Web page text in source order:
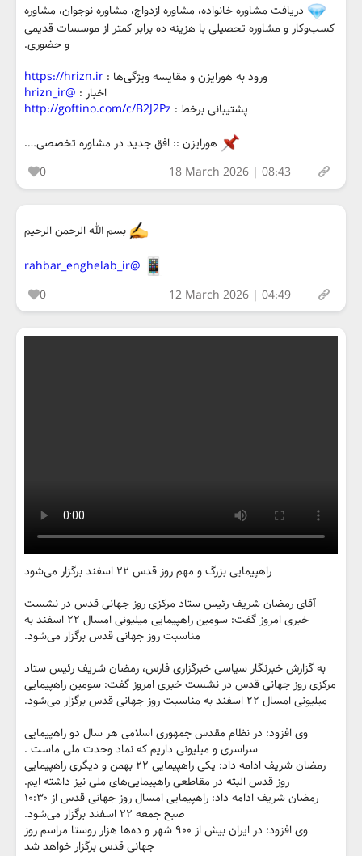
دریافت مشاوره خانواده، مشاوره ازدواج، مشاوره نوجوان، مشاوره
کسب‌وکار و مشاوره تحصیلی با هزینه ده برابر کمتر از موسسات قدیمی
و حضوری.
ورود به هورایزن و مقایسه ویژگی‌ها : https://hrizn.ir
اخبار : @hrizn_ir
پشتیبانی برخط : http://goftino.com/c/B2J2Pz
هورایزن :: افق جدید در مشاوره تخصصی….
0
18 March 2026 | 08:43
بسم الله الرحمن الرحیم
@rahbar_enghelab_ir
0
12 March 2026 | 04:49
راهپیمایی بزرگ و مهم روز قدس ۲۲ اسفند برگزار می‌شود
آقای رمضان شریف رئیس ستاد مرکزی روز جهانی قدس در نشست
خبری امروز گفت: سومین راهپیمایی میلیونی امسال ۲۲ اسفند به
مناسبت روز جهانی قدس برگزار می‌شود.
به گزارش خبرنگار سیاسی خبرگزاری فارس، رمضان شریف رئیس ستاد
مرکزی روز جهانی قدس در نشست خبری امروز گفت: سومین راهپیمایی
میلیونی امسال ۲۲ اسفند به مناسبت روز جهانی قدس برگزار می‌شود.
وی‌ افزود: در نظام مقدس جمهوری اسلامی هر سال دو راهپیمایی
سراسری و میلیونی داریم که نماد وحدت ملی ماست .
رمضان شریف ادامه داد: یکی راهپیمایی ۲۲ بهمن و دیگری راهپیمایی
روز قدس البته در مقاطعی راهپیمایی‌های ملی نیز داشته ایم.
رمضان شریف ادامه داد: راهپیمایی امسال روز جهانی قدس از ۱۰:۳۰
صبح جمعه ۲۲ اسفند برگزار می‌شود.
وی افزود: در ایران بیش از ۹۰۰ شهر و ده‌ها هزار روستا مراسم روز
جهانی قدس برگزار خواهد شد